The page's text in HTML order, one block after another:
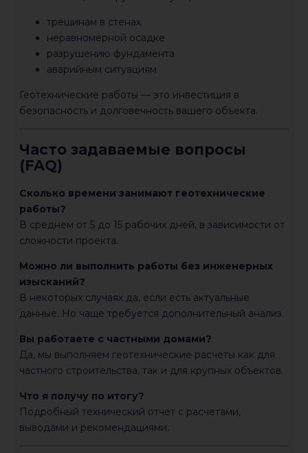
трещинам в стенах
неравномерной осадке
разрушению фундамента
аварийным ситуациям
Геотехнические работы — это инвестиция в
безопасность и долговечность вашего объекта.
Часто задаваемые вопросы
(FAQ)
Сколько времени занимают геотехнические
работы?
В среднем от 5 до 15 рабочих дней, в зависимости от
сложности проекта.
Можно ли выполнить работы без инженерных
изысканий?
В некоторых случаях да, если есть актуальные
данные. Но чаще требуется дополнительный анализ.
Вы работаете с частными домами?
Да, мы выполняем геотехнические расчеты как для
частного строительства, так и для крупных объектов.
Что я получу по итогу?
Подробный технический отчет с расчетами,
выводами и рекомендациями.